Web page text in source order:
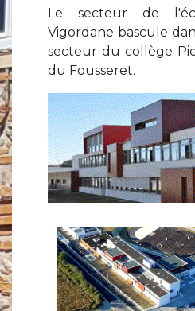
Le secteur de
Vigordane bascule
secteur du collège
du Fousseret.